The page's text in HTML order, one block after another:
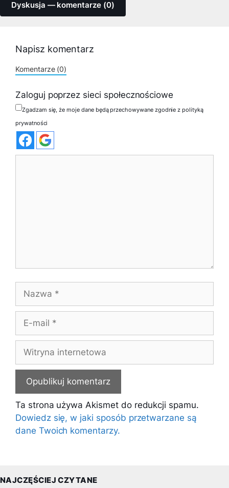
Dyskusja — komentarze (0)
Napisz komentarz
Komentarze (0)
Zaloguj poprzez sieci społecznościowe
Zgadzam się, że moje dane będą przechowywane zgodnie z polityką
prywatności
mail
internetowa
Ta strona używa Akismet do redukcji spamu.
Dowiedz się, w jaki sposób przetwarzane są
dane Twoich komentarzy.
NAJCZĘŚCIEJ CZYTANE